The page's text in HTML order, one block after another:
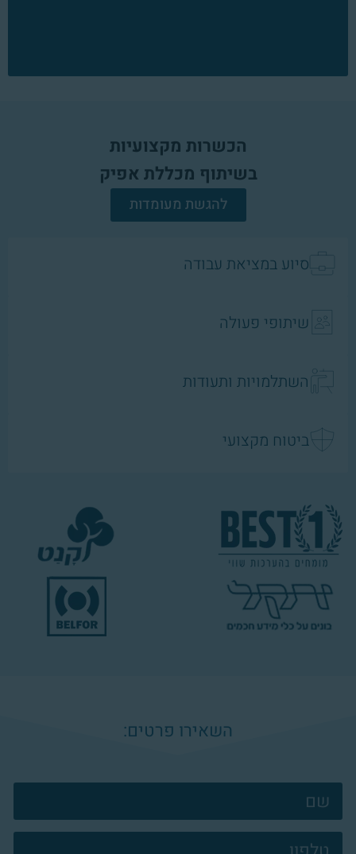
הכשרות מקצועיות
בשיתוף מכללת אפיק
להגשת מעומדות
סיוע במציאת עבודה
שיתופי פעולה
השתלמויות ותעודות
ביטוח מקצועי
השאירו פרטים:
צרו
קשר
פוטר